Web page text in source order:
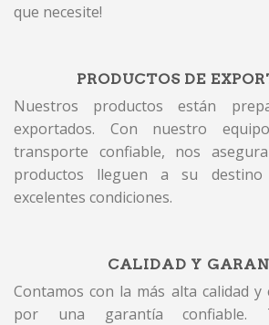
que necesite!
PRODUCTOS DE
Nuestros productos están
exportados. Con nuestro
transporte confiable, nos
productos lleguen a su
excelentes condiciones.
CALIDAD Y
Contamos con la más alta calidad y
por una garantía confiable.